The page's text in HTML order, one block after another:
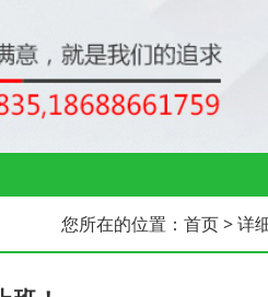
您所在的位置： 首页> 详